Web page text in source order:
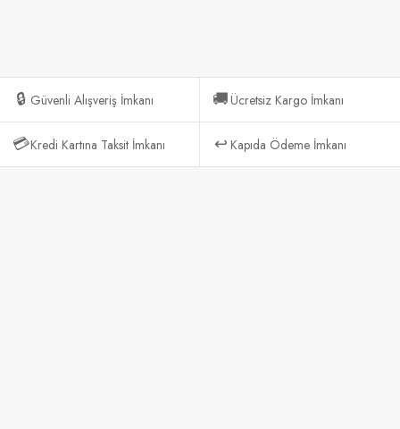
🔒 Güvenli Alışveriş İmkanı 🚚Ücretsiz Kargo İmkanı
💳Kredi Kartına Taksit İmkanı ↩️ Kapıda Ödeme İmkanı